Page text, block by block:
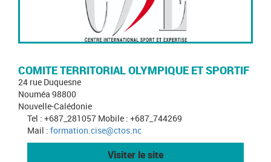
COMITE TERRITORIAL OLYMPIQUE ET SPORTIF
24 rue Duquesne
Nouméa 98800
Nouvelle-Calédonie
Tel : +687_281057 Mobile : +687_744269
Mail : formation.cise@ctos.nc
Visiter le site